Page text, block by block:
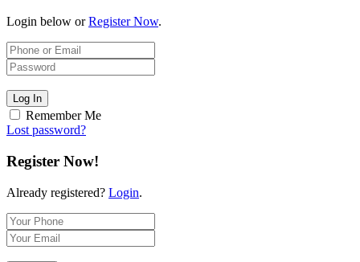
Login below orRegister Now.
Log In
Remember Me
Lost password?
Register Now!
Already registered? Login.